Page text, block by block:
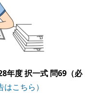
年度 択一式 問69（必
はこちら）